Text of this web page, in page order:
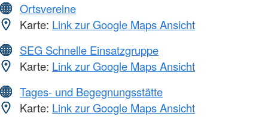
Ortsvereine
Karte: Link zur Google Maps Ansicht
SEG Schnelle Einsatzgruppe
Karte: Link zur Google Maps Ansicht
Tages- und Begegnungsstätte
Karte: Link zur Google Maps Ansicht